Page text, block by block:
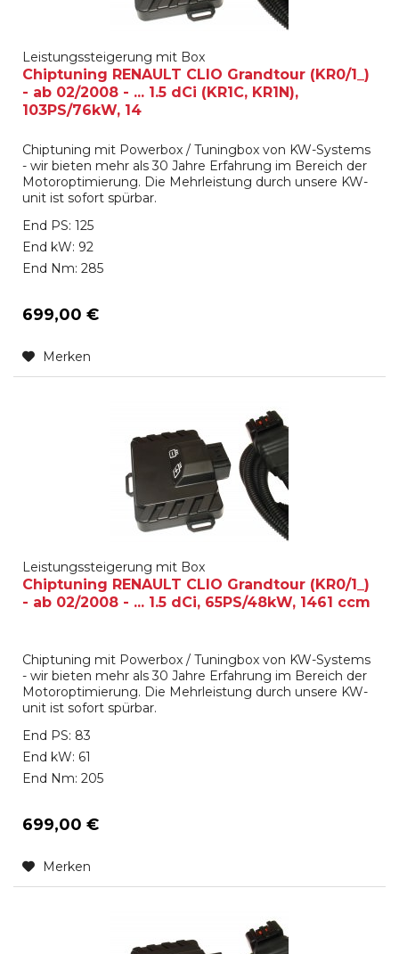
Leistungssteigerung mit Box
Chiptuning RENAULT CLIO Grandtour (KR0/1_)
- ab 02/2008 - ... 1.5 dCi (KR1C, KR1N),
103PS/76kW, 14
Chiptuning mit Powerbox / Tuningbox von KW-Systems
- wir bieten mehr als 30 Jahre Erfahrung im Bereich der
Motoroptimierung. Die Mehrleistung durch unsere KW-
unit ist sofort spürbar.
End PS: 125
End kW: 92
End Nm: 285
699,00 €
Merken
Leistungssteigerung mit Box
Chiptuning RENAULT CLIO Grandtour (KR0/1_)
- ab 02/2008 - ... 1.5 dCi, 65PS/48kW, 1461 ccm
Chiptuning mit Powerbox / Tuningbox von KW-Systems
- wir bieten mehr als 30 Jahre Erfahrung im Bereich der
Motoroptimierung. Die Mehrleistung durch unsere KW-
unit ist sofort spürbar.
End PS: 83
End kW: 61
End Nm: 205
699,00 €
Merken